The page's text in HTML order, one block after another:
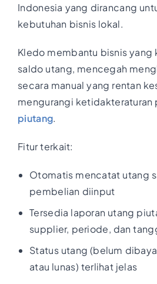
Indonesia yang dirancang
kebutuhan bisnis lokal.
Kledo membantu bisnis yang
saldo utang, mencegah
secara manual yang rentan
mengurangi ketidakteraturan
piutang.
Fitur terkait:
Otomatis mencatat utang
pembelian diinput
Tersedia laporan utang
supplier, periode, dan
Status utang (belum
atau lunas) terlihat jelas